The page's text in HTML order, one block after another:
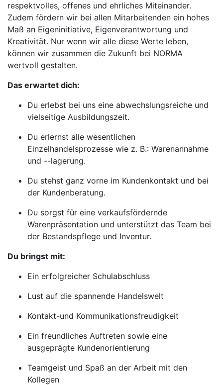
respektvolles, offenes und ehrliches Miteinander.
Zudem fördern wir bei allen Mitarbeitenden ein hohes
Maß an Eigeninitiative, Eigenverantwortung und
Kreativität. Nur wenn wir alle diese Werte leben,
können wir zusammen die Zukunft bei NORMA
wertvoll gestalten.
Das erwartet dich:
Du erlebst bei uns eine abwechslungsreiche und
vielseitige Ausbildungszeit.
Du erlernst alle wesentlichen
Einzelhandelsprozesse wie z. B.: Warenannahme
und --lagerung.
Du stehst ganz vorne im Kundenkontakt und bei
der Kundenberatung.
Du sorgst für eine verkaufsfördernde
Warenpräsentation und unterstützt das Team bei
der Bestandspflege und Inventur.
Du bringst mit:
Ein erfolgreicher Schulabschluss
Lust auf die spannende Handelswelt
Kontakt-und Kommunikationsfreudigkeit
Ein freundliches Auftreten sowie eine
ausgeprägte Kundenorientierung
Teamgeist und Spaß an der Arbeit mit den
Kollegen